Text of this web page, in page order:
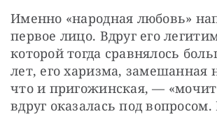
Именно «народная любовь»
первое лицо. Вдруг его
которой тогда сравнялось
лет, его харизма, замешанная
что и пригожинская, —
вдруг оказалась под